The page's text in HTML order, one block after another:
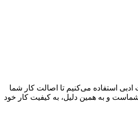
استفاده می‌کنیم تا اصالت کار شما
و به همین دلیل، به کیفیت کار خود